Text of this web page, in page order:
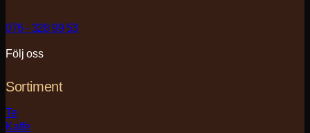
076 - 328 99 53
Följ oss
Sortiment
Te
Kaffe